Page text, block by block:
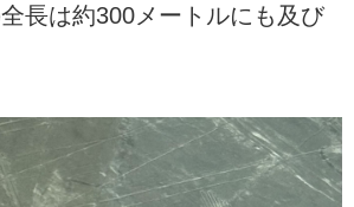
長は約300メートルにも及び